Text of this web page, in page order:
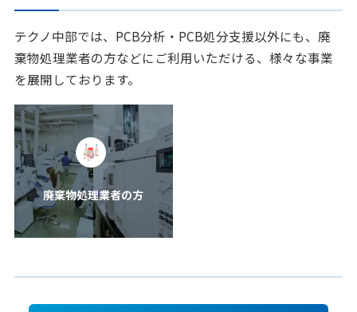
テクノ中部では、PCB分析・PCB処分支援以外にも、廃
棄物処理業者の方などにご利用いただける、様々な事業
を展開しております。
廃棄物処理業者の方